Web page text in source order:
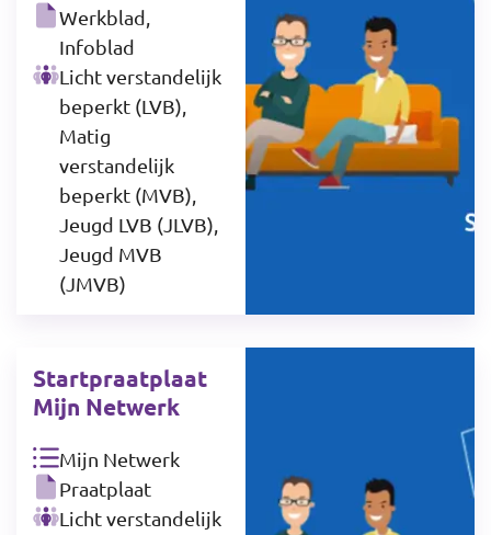
Werkblad,
Infoblad
Licht verstandelijk
beperkt (LVB),
Matig
verstandelijk
beperkt (MVB),
Jeugd LVB (JLVB),
Jeugd MVB
(JMVB)
Startpraatplaat
Mijn Netwerk
Mijn Netwerk
Praatplaat
Licht verstandelijk